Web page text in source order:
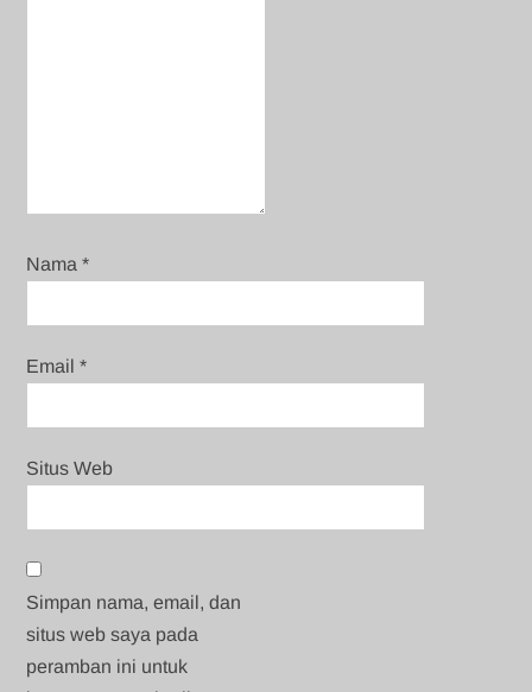
Nama*
Email*
Situs Web
Simpan nama, email, dan
situs web saya pada
peramban ini untuk